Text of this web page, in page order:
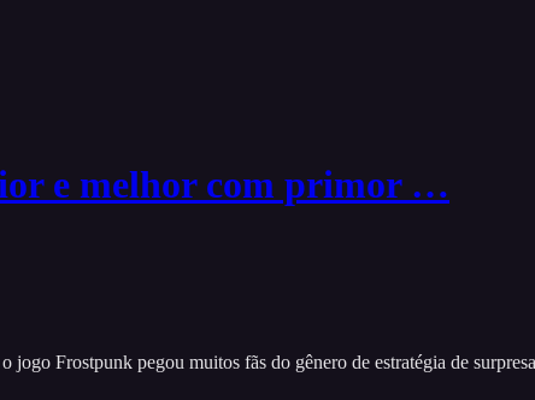
e melhor com primor …
jogo Frostpunk pegou muitos fãs do gênero de estratégia de